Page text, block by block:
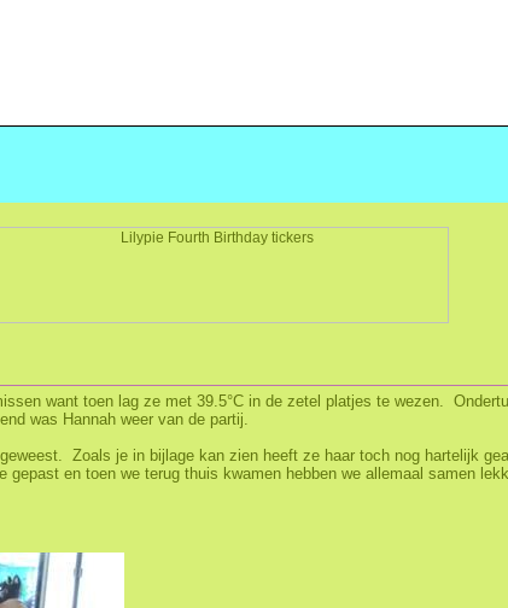
want toen lag ze met 39.5°C in de zetel platjes te wezen.
was Hannah weer van de partij.
Zoals je in bijlage kan zien heeft ze haar toch nog hartelijk
en toen we terug thuis kwamen hebben we allemaal samen